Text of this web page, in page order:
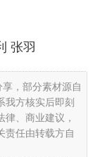
张羽
，部分素材源自
我方核实后即刻
、商业建议，
责任由转载方自